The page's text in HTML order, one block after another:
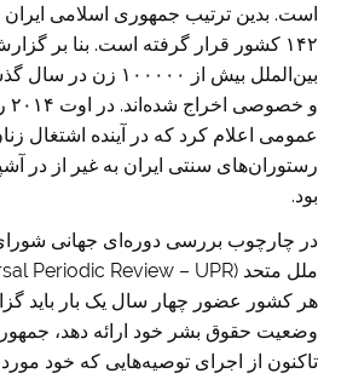
۱۴۲ کشور قرار گرفته است. بنا بر
بین‌الملل بیش از
عمومی اعلام کرد که در آینده اشتغال
رستوران‌های سنتی ایران به غیر از در
بود.
در چارچوب بررسی دوره‌ای جهانی
هر کشور عضور چهار سال یک بار باید
وضعیت حقوق بشر خود ارائه دهد،
تاکنون از اجرای توصیه‌هایی که خود